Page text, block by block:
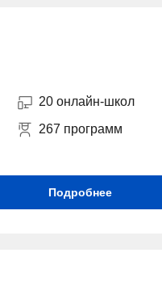
20 онлайн-школ
267 программ
Подробнее